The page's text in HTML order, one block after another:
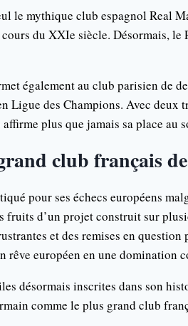
le mythique club espagnol Real
du XXIe siècle. Désormais, le
également au club parisien de
Ligue des Champions. Avec deux
plus que jamais sa place au
club français
pour ses échecs européens
fruits d’un projet construit sur
et des remises en
rêve européen en une domination
désormais inscrites dans son
comme le plus grand club